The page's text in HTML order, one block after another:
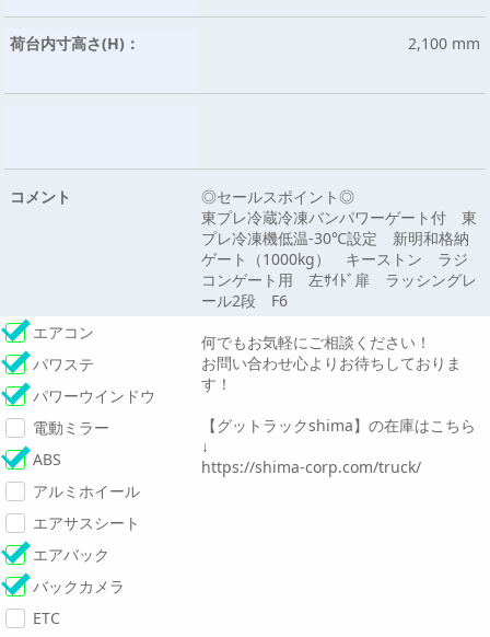
荷台内寸高さ(H)： 2,100 mm
コメント
◎セールスポイント◎
東プレ冷蔵冷凍バンパワーゲート付 東
プレ冷凍機低温-30℃設定 新明和格納
ゲート（1000kg） キーストン ラジ
コンゲート用 左ｻｲﾄﾞ扉 ラッシングレ
ール2段 F6
何でもお気軽にご相談ください！
お問い合わせ心よりお待ちしておりま
す！
【グットラックshima】の在庫はこちら
↓
https://shima-corp.com/truck/
エアコン
パワステ
パワーウインドウ
電動ミラー
ABS
アルミホイール
エアサスシート
エアバック
バックカメラ
ETC